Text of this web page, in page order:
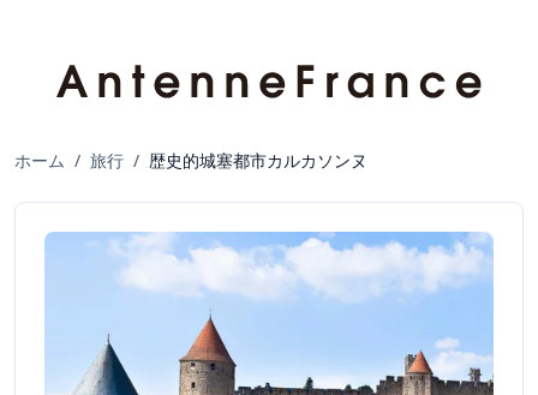
ホーム / 旅行 / 歴史的城塞都市カルカソンヌ